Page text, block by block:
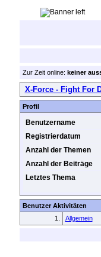
Zur Zeit online: keiner
X-Force - Fight For
Profil
Benutzername
Registrierdatum
Anzahl der Themen
Anzahl der Beiträge
Letztes Thema
Benutzer Aktivitäten
1.
Allgemein